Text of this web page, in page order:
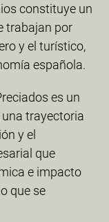
constituye un
trabajan por
y el turístico,
española.
es un
trayectoria
y el
que
e impacto
que se